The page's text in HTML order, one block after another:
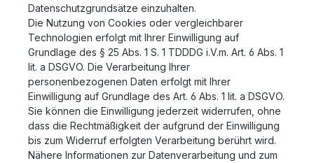
Datenschutzgrundsätze einzuhalten.
Die Nutzung von Cookies oder vergleichbarer
Technologien erfolgt mit Ihrer Einwilligung auf
Grundlage des § 25 Abs. 1 S. 1 TDDDG i.V.m. Art. 6 Abs. 1
lit. a DSGVO. Die Verarbeitung Ihrer
personenbezogenen Daten erfolgt mit Ihrer
Einwilligung auf Grundlage des Art. 6 Abs. 1 lit. a DSGVO.
Sie können die Einwilligung jederzeit widerrufen, ohne
dass die Rechtmäßigkeit der aufgrund der Einwilligung
bis zum Widerruf erfolgten Verarbeitung berührt wird.
Nähere Informationen zur Datenverarbeitung und zum